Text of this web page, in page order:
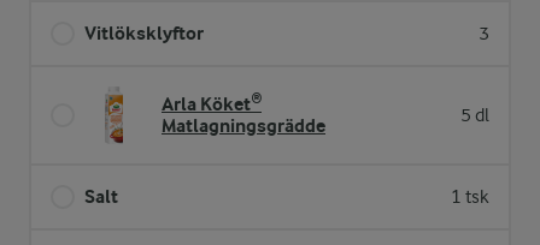
Vitlöksklyftor 3
Arla Köket®
Matlagningsgrädde
5 dl
Salt 1 tsk